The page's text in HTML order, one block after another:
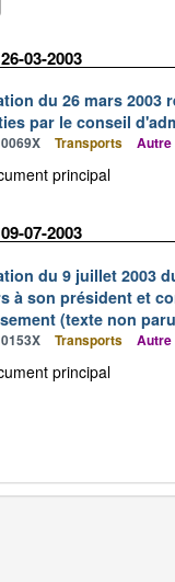
03-2003
du 26 mars 2003
par le conseil
Transports Autre
principal
07-2003
du 9 juillet 2003
à son président et
(texte non
Transports Autre
principal